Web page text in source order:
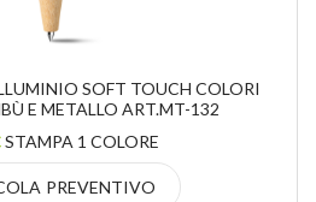
SOFT TOUCH COLORI
E METALLO ART.MT-132
STAMPA 1 COLORE
PREVENTIVO